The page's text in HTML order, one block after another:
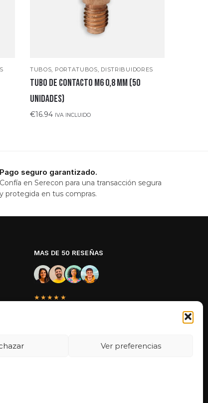
Ver preferencias
TUBOS, PORTATUBOS, DISTRIBUIDORES
TUBO DE CONTACTO M6 0,8 MM (50
UNIDADES)
€16.94 IVA INCLUIDO
Pago seguro garantizado.
Confía en Serecon para una transacción segura
y protegida en tus compras.
MAS DE 50 RESEÑAS
★★★★★
entrega en un día. ¡Estoy muy
satisfecha con la atención al cliente y